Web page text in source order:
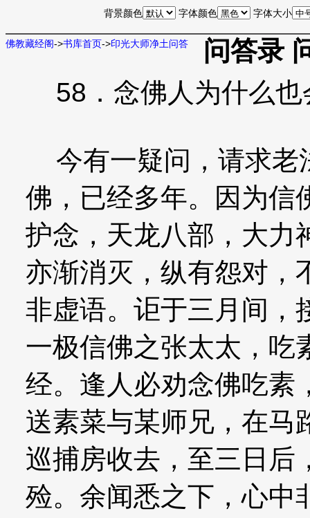
背景颜色 字体颜色 字体大小
佛教藏经阁->书库首页->印光大师净土问答
问答录
58．念佛人为什么也
今有一疑问，请求老
佛，已经多年。因为信
护念，天龙八部，大力
亦渐消灭，纵有怨对，
非虚语。讵于三月间，
一极信佛之张太太，吃
经。逢人必劝念佛吃素
送素菜与某师兄，在马
巡捕房收去，至三日后
殓。余闻悉之下，心中